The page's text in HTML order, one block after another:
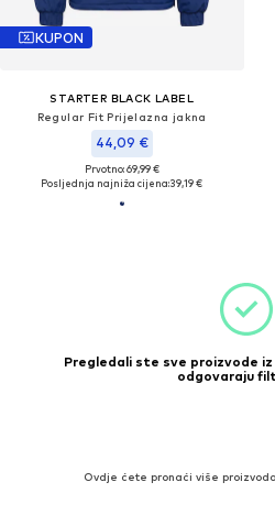
KUPON
STARTER BLACK LABEL
Regular Fit Prijelazna jakna
44,09 €
Prvotno: 69,99 €
Posljednja najniža cijena:39,19 €
Pregledali ste sve proizvode
odgovaraju
Ovdje ćete pronaći više